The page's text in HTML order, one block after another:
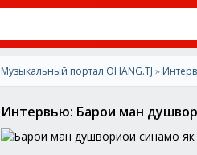
Музыкальный портал OHANG.TJ »
Интервью: Барои ман